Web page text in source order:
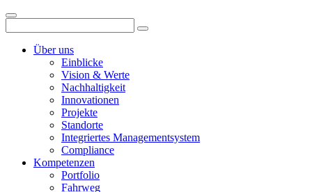
Über uns
Einblicke
Vision & Werte
Nachhaltigkeit
Innovationen
Projekte
Standorte
Integriertes Managementsystem
Compliance
Kompetenzen
Portfolio
Fahrweg